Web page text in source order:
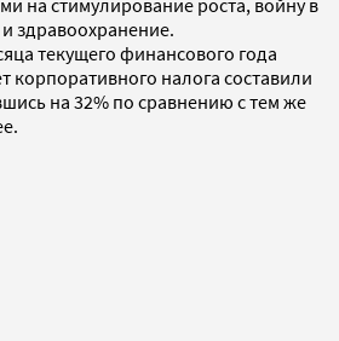
здравоохранение.
текущего финансового года
корпоративного налога составили
на 32% по сравнению с тем же